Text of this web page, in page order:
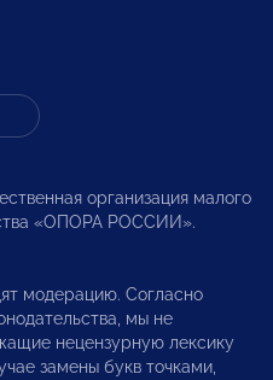
организация малого
«ОПОРА РОССИИ».
модерацию. Согласно
мы не
нецензурную лексику
замены букв точками,